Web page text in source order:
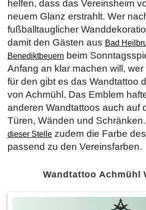
helfen, dass das Vereinsheim
neuem Glanz erstrahlt. Wer
fußballtauglicher
damit den Gästen aus Bad
Benediktbeuern beim
Anfang an klar machen will,
für den gibt es das Wandtattoo
von Achmühl. Das Emblem
anderen Wandtattoos auch auf
Türen, Wänden und
dieser Stelle zudem die Farbe
passend zu den Vereinsfarben.
Wandtattoo Achmühl